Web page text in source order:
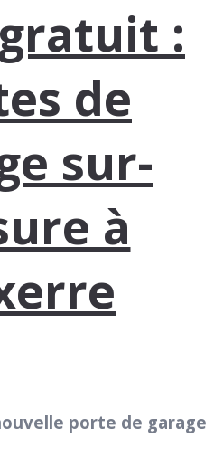
:
de
sur-
à
porte de garage